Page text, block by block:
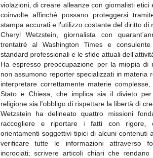
violazioni, di creare alleanze con giornalisti
coinvolte affinché possano proteggersi
stampa accurati e l'utilizzo costante del diritto di
Cheryl Wetzstein, giornalista con
trentatré al Washington Times e
standard professionali e le sfide attuali
Ha espresso preoccupazione per la miopia di
non assumono reporter specializzati in materia
interpretare correttamente materie
Stato e Chiesa, che implica sia il divieto
religione sia l'obbligo di rispettare la libertà di
Wetzstein ha delineato quattro missioni
raccogliere e riportare i fatti con rigore,
orientamenti soggettivi tipici di alcuni contenuti
verificare tutte le informazioni attraverso
incrociati; scrivere articoli chiari che